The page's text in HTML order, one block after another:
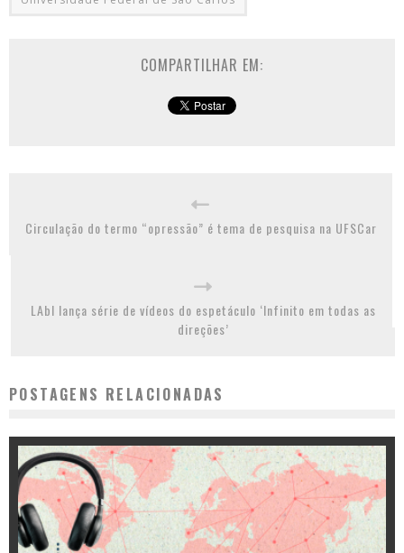
COMPARTILHAR EM:
Circulação do termo “opressão” é tema de pesquisa na UFSCar
LAbI lança série de vídeos do espetáculo ‘Infinito em todas as
direções’
POSTAGENS RELACIONADAS